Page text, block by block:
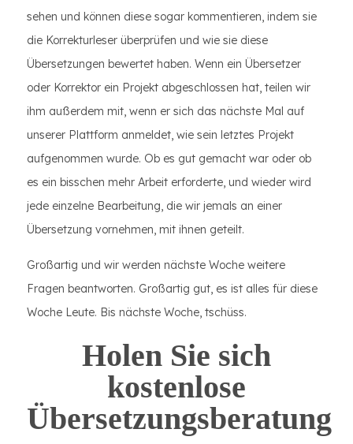
sehen und können diese sogar kommentieren, indem sie
die Korrekturleser überprüfen und wie sie diese
Übersetzungen bewertet haben. Wenn ein Übersetzer
oder Korrektor ein Projekt abgeschlossen hat, teilen wir
ihm außerdem mit, wenn er sich das nächste Mal auf
unserer Plattform anmeldet, wie sein letztes Projekt
aufgenommen wurde. Ob es gut gemacht war oder ob
es ein bisschen mehr Arbeit erforderte, und wieder wird
jede einzelne Bearbeitung, die wir jemals an einer
Übersetzung vornehmen, mit ihnen geteilt.
Großartig und wir werden nächste Woche weitere
Fragen beantworten. Großartig gut, es ist alles für diese
Woche Leute. Bis nächste Woche, tschüss.
Holen Sie sich
kostenlose
Übersetzungsberatung